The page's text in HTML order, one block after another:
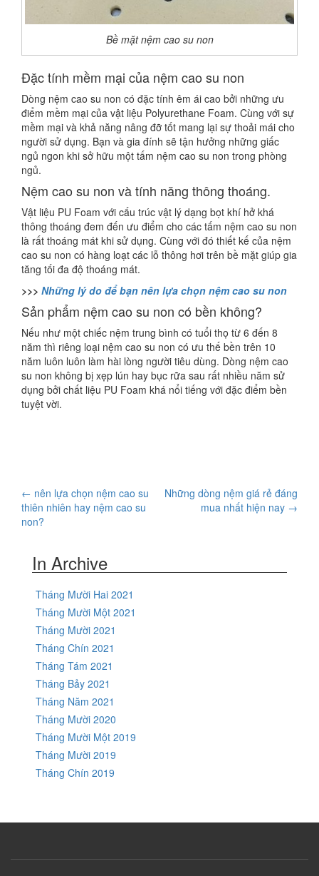
Bề mặt nệm cao su non
Đặc tính mềm mại của nệm cao su non
Dòng nệm cao su non có đặc tính êm ái cao bởi những ưu
điểm mềm mại của vật liệu Polyurethane Foam. Cùng với sự
mềm mại và khả năng nâng đỡ tốt mang lại sự thoải mái cho
người sử dụng. Bạn và gia đính sẽ tận hưởng những giấc
ngủ ngon khi sở hữu một tấm nệm cao su non trong phòng
ngủ.
Nệm cao su non và tính năng thông thoáng.
Vật liệu PU Foam với cấu trúc vật lý dạng bọt khí hở khá
thông thoáng đem đến ưu điểm cho các tấm nệm cao su non
là rất thoáng mát khi sử dụng. Cùng với đó thiết kế của nệm
cao su non có hàng loạt các lỗ thông hơi trên bề mặt giúp gia
tăng tối đa độ thoáng mát.
>>> Những lý do để bạn nên lựa chọn nệm cao su non
Sản phẩm nệm cao su non có bền không?
Nếu như một chiếc nệm trung bình có tuổi thọ từ 6 đến 8
năm thì riêng loại nệm cao su non có ưu thế bền trên 10
năm luôn luôn làm hài lòng người tiêu dùng. Dòng nệm cao
su non không bị xẹp lún hay bục rữa sau rất nhiều năm sử
dụng bởi chất liệu PU Foam khá nổi tiếng với đặc điểm bền
tuyệt vời.
Post
navigation
← nên lựa chọn nệm cao su
thiên nhiên hay nệm cao su
non?
Những dòng nệm giá rẻ đáng
mua nhất hiện nay →
In Archive
Tháng Mười Hai 2021
Tháng Mười Một 2021
Tháng Mười 2021
Tháng Chín 2021
Tháng Tám 2021
Tháng Bảy 2021
Tháng Năm 2021
Tháng Mười 2020
Tháng Mười Một 2019
Tháng Mười 2019
Tháng Chín 2019